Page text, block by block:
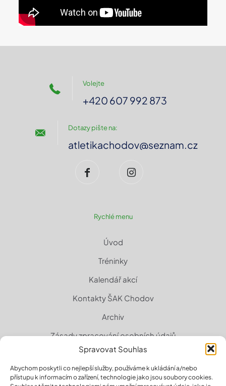
Spravovat Souhlas
Abychom poskytli co nejlepší služby, používáme k ukládání a/nebo
přístupu k informacím o zařízení, technologie jako jsou soubory cookies.
Volejte
+420 607 992 873
Dotazy pište na:
atletikachodov@seznam.cz
Rychlé menu
Úvod
Tréninky
Kalendář akcí
Kontakty ŠAK Chodov
Archiv
Zásady zpracování osobních údajů
Zásady cookies (EU)